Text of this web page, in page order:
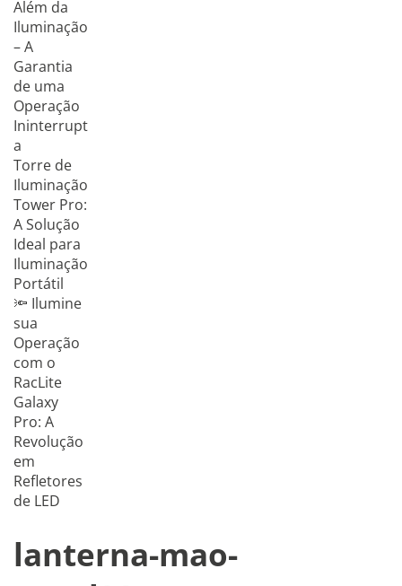
Além da
Iluminação
– A
Garantia
de uma
Operação
Ininterrupt
a
Torre de
Iluminação
Tower Pro:
A Solução
Ideal para
Iluminação
Portátil
🔦 Ilumine
sua
Operação
com o
RacLite
Galaxy
Pro: A
Revolução
em
Refletores
de LED
lanterna-mao-